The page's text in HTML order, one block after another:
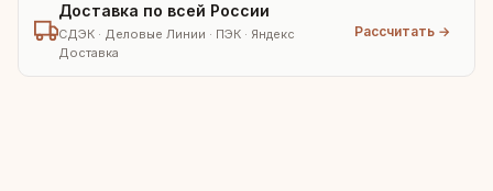
Доставка по всей России
СДЭК · Деловые Линии · ПЭК · Яндекс
Доставка
Рассчитать →